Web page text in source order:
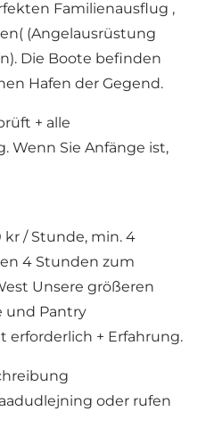
Familienausflug ,
(Angelausrüstung
Die Boote befinden
Hafen der Gegend.
+ alle
Wenn Sie Anfänge ist,
kr / Stunde, min. 4
4 Stunden zum
Unsere größeren
und Pantry
erforderlich + Erfahrung.
oder rufen